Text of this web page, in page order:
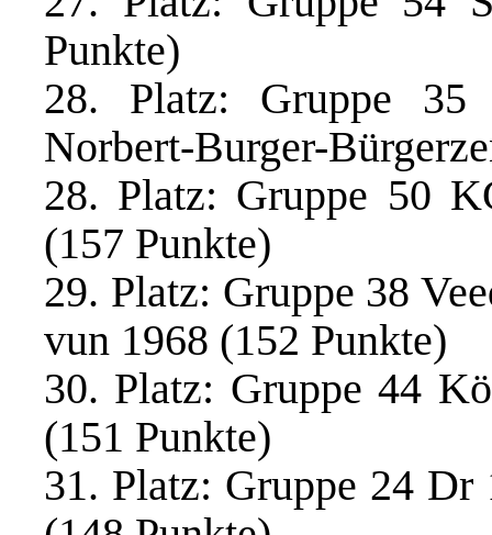
Punkte)
28. Platz: Gruppe 35
Norbert-Burger-
28. Platz: Gruppe 50
(157 Punkte)
29. Platz: Gruppe 38
vun 1968 (152 Punkte)
30. Platz: Gruppe 44
(151 Punkte)
31. Platz: Gruppe 24